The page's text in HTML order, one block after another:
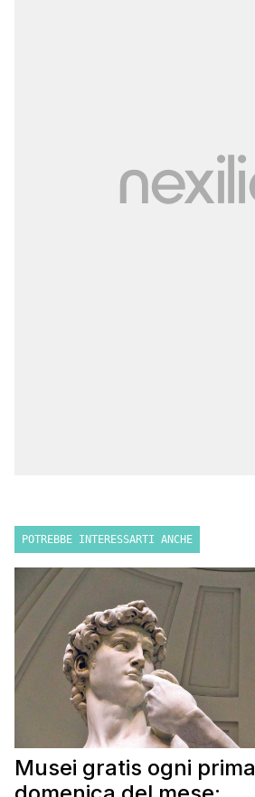
POTREBBE INTERESSARTI ANCHE
Musei gratis ogni prima